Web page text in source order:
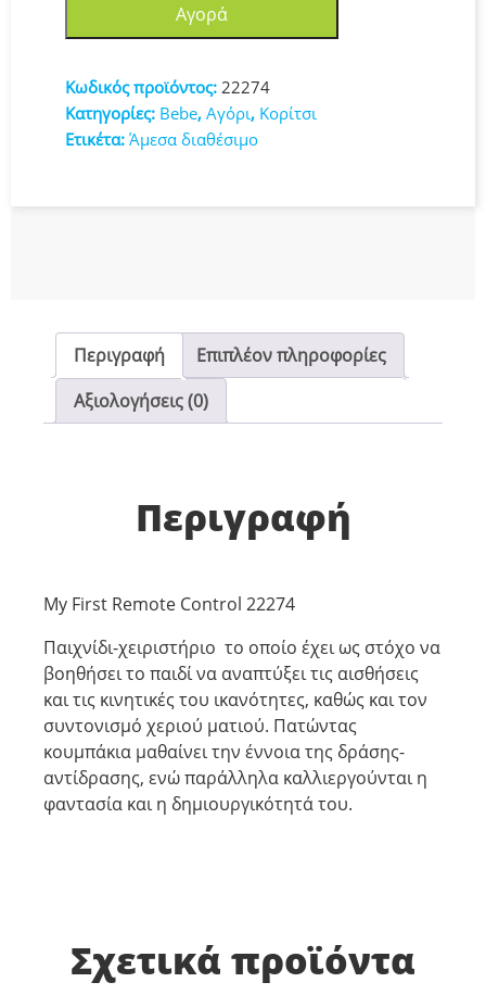
Control
22274
ποσότητα
Αγορά
Κωδικός προϊόντος: 22274
Κατηγορίες: Bebe, Αγόρι, Κορίτσι
Ετικέτα: Άμεσα διαθέσιμο
Περιγραφή
Επιπλέον πληροφορίες
Αξιολογήσεις (0)
Περιγραφή
My First Remote Control 22274
Παιχνίδι-χειριστήριο το οποίο έχει ως στόχο να
βοηθήσει το παιδί να αναπτύξει τις αισθήσεις
και τις κινητικές του ικανότητες, καθώς και τον
συντονισμό χεριού ματιού. Πατώντας
κουμπάκια μαθαίνει την έννοια της δράσης-
αντίδρασης, ενώ παράλληλα καλλιεργούνται η
φαντασία και η δημιουργικότητά του.
Σχετικά προϊόντα